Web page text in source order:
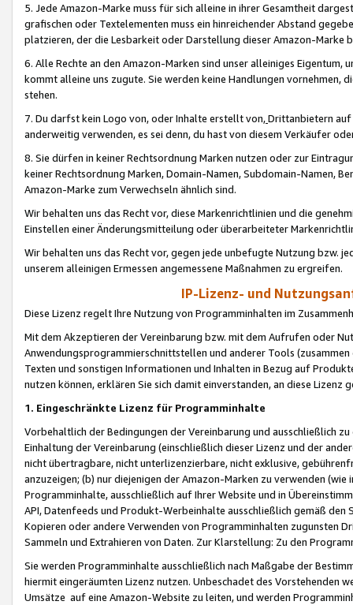
5. Jede Amazon-Marke muss für sich alleine in ihrer Gesamtheit
grafischen oder Textelementen muss ein hinreichender Abstand
platzieren, der die Lesbarkeit oder Darstellung dieser Amazon-Marke
6. Alle Rechte an den Amazon-Marken sind unser alleiniges
kommt alleine uns zugute. Sie werden keine Handlungen vornehmen,
stehen.
7. Du darfst kein Logo von, oder Inhalte erstellt von,Drittanbietern auf
anderweitig verwenden, es sei denn, du hast von diesem Verkäufer
8. Sie dürfen in keiner Rechtsordnung Marken nutzen oder zur
keiner Rechtsordnung Marken, Domain-Namen, Subdomain-Namen,
Amazon-Marke zum Verwechseln ähnlich sind.
Wir behalten uns das Recht vor, diese Markenrichtlinien und die
Einstellen einer Änderungsmitteilung oder überarbeiteter
Wir behalten uns das Recht vor, gegen jede unbefugte Nutzung bzw.
unserem alleinigen Ermessen angemessene Maßnahmen zu ergreifen.
IP-Lizenz- und
Diese Lizenz regelt Ihre Nutzung von Programminhalten im
Mit dem Akzeptieren der Vereinbarung bzw. mit dem Aufrufen oder
Anwendungsprogrammierschnittstellen und anderer Tools (zusammen
Texten und sonstigen Informationen und Inhalten in Bezug auf
nutzen können, erklären Sie sich damit einverstanden, an diese Lizenz
1. Eingeschränkte Lizenz für Programminhalte
Vorbehaltlich der Bedingungen der Vereinbarung und ausschließlich
Einhaltung der Vereinbarung (einschließlich dieser Lizenz und der
nicht übertragbare, nicht unterlizenzierbare, nicht exklusive,
anzuzeigen; (b) nur diejenigen der Amazon-Marken zu verwenden
Programminhalte, ausschließlich auf Ihrer Website und in
API, Datenfeeds und Produkt-Werbeinhalte ausschließlich gemäß
Kopieren oder andere Verwenden von Programminhalten zugunsten
Sammeln und Extrahieren von Daten. Zur Klarstellung: Zu den
Sie werden Programminhalte ausschließlich nach Maßgabe der
hiermit eingeräumten Lizenz nutzen. Unbeschadet des Vorstehenden
Umsätze auf eine Amazon-Website zu leiten, und werden